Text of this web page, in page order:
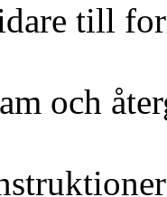
till
och